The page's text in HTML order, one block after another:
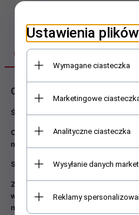
OPIS PRODUKTU
Okręt Podwodny
Świetnie wykonany plac zabaw
Okręt podwodny oraz inne
na plac zabaw to z pewnością
Są to inne place zabaw typowe
Z wejściem z tyłu z oknami i ze
wejściem od tyłu w formie
miejsce do siadania - wysokość
Ustawienia
Wymagane ciasteczka
Marketingowe
Analityczne ciasteczka
Wysyłanie danych
Reklamy